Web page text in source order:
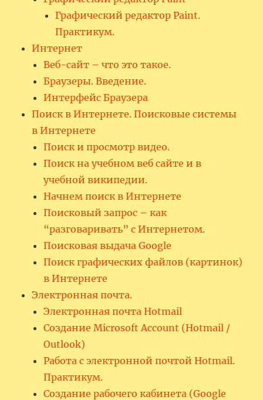
Графический редактор Paint.
Практикум.
Интернет
Веб-сайт – что это такое.
Браузеры. Введение.
Интерфейс Браузера
Поиск в Интернете. Поисковые системы
в Интернете
Поиск и просмотр видео.
Поиск на учебном веб сайте и в
учебной википедии.
Начнем поиск в Интернете
Поисковый запрос – как
“разговаривать” с Интернетом.
Поисковая выдача Google
Поиск графических файлов (картинок)
в Интернете
Электронная почта.
Электронная почта Hotmail
Создание Microsoft Account (Hotmail /
Outlook)
Работа с электронной почтой Hotmail.
Практикум.
Создание рабочего кабинета (Google